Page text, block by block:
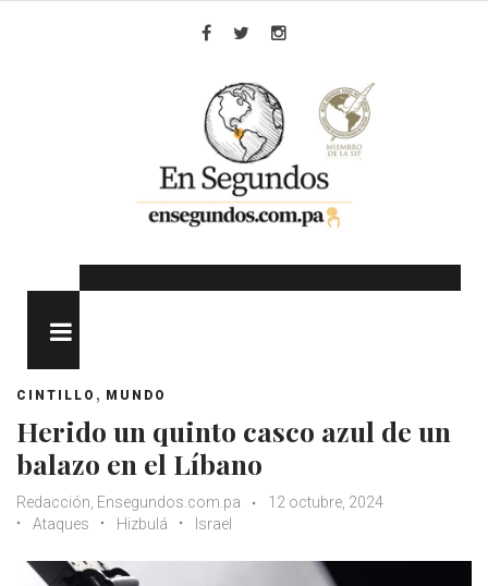
CINTILLO , MUNDO
Herido un quinto casco azul de un
balazo en el Líbano
Redacción, Ensegundos.com.pa
12 octubre, 2024
Ataques
Hizbulá Israel